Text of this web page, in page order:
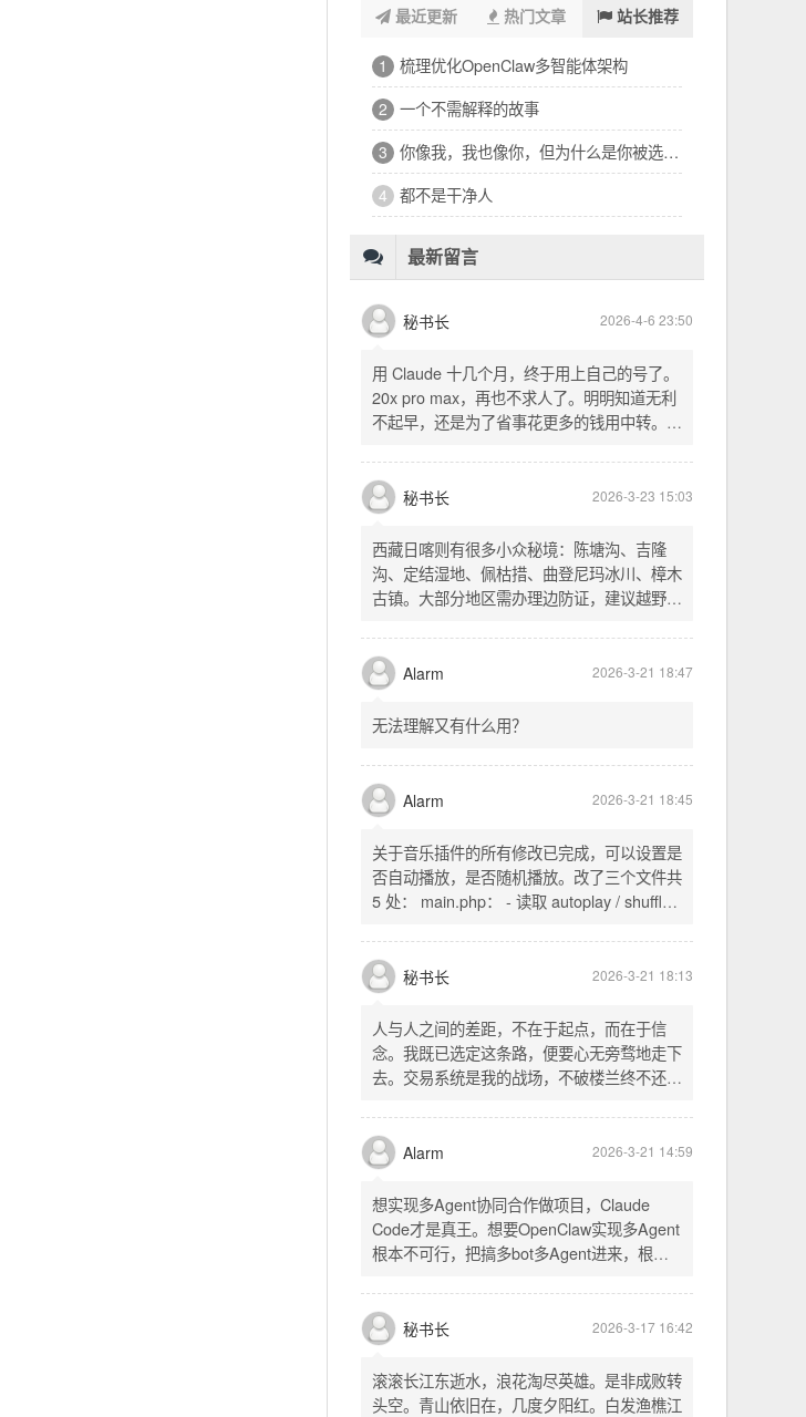
最近更新 热门文章 站长推荐
1 浑浑噩噩一整天，签了个十万的工程
2 32岁的深夜，有点惶恐
3 修车、装盖板、忙到深夜的琐碎一天
4 看完文德的二手房，护板一路响回电城
6 十六万二千八提了特斯拉，又看上东园公馆
秘书长 2026-4-6 23:50
用 Claude 十几个月，终于用上自己的号了。
20x pro max，再也不求人了。明明知道无利
不起早，还是为了省事花更多的钱用中转。链
SSH 用 gost 做 HTTP+SOCKS 转换才能用
多 Agent。配置麻烦了点，设定好了后直接任
意 IP 进行 SSH 登录。畅用，值得纪念。
秘书长 2026-3-23 15:03
西藏日喀则有很多小众秘境：陈塘沟、吉隆
沟、定结湿地、佩枯措、曲登尼玛冰川、樟木
古镇。大部分地区需办理边防证，建议越野
经吉隆口岸前往加德满都，沿途风景绝美。
Alarm
无法理解又有什么用？
Alarm 2026-3-21 18:45
关于音乐插件的所有修改已完成，可以设置是
否自动播放，是否随机播放。改了三个文件共
5 处： main.php： - 读取 autoplay / shuffle
一行两个复选框（自动播放音乐 / 默认随机播
放），带配套 CSS track.php： - 在 var
playlist = [...] 后面输出 _p4zAutoplay 和
autoplay 从后端变量读取，不再硬编码 false
- shuffle 后台开启时强制随机，否则走
秘书长 2026-3-21 18:13
人与人之间的差距，不在于起点，而在于信
念。我既已选定这条路，便要心无旁骛地走下
去。交易系统是我的战场，不破楼兰终不还。
唯有目标，不可动摇。
Alarm 2026-3-21 14:59
想实现多Agent协同合作做项目，Claude
Code才是真王。想要OpenClaw实现多Agent
根本不可行，把搞多bot多Agent进来，根本
2026-3-17 16:42